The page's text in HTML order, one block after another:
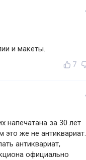
и макеты.
7
напечатана за 30 лет
же не антиквариат.
антиквариат,
официально